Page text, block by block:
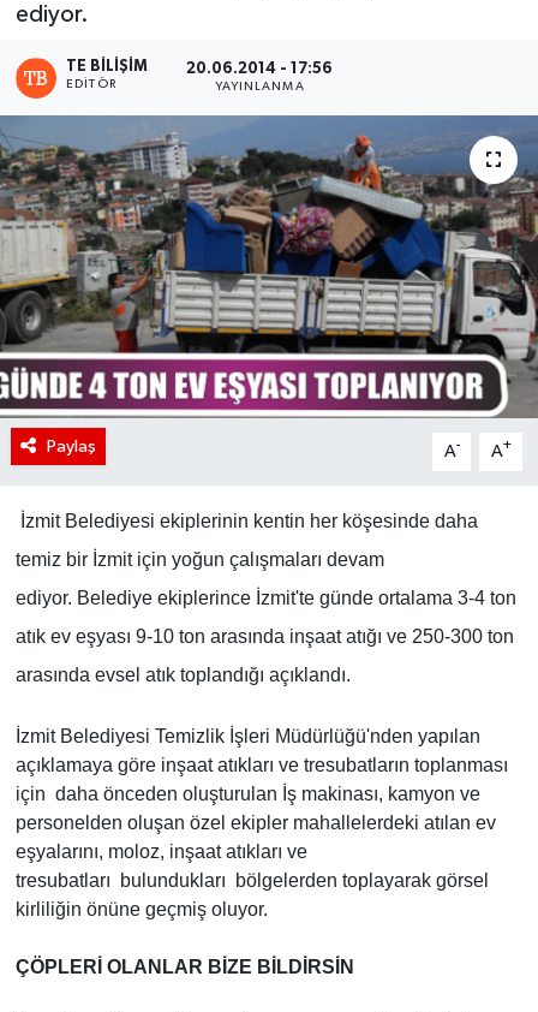
ediyor.
TE BILIŞIM
EDITÖR
20.06.2014 - 17:56
YAYINLANMA
Paylaş A- A+
İzmit Belediyesi ekiplerinin kentin her köşesinde daha
temiz bir İzmit için yoğun çalışmaları devam
ediyor. Belediye ekiplerince İzmit'te günde ortalama 3-4 ton
atık ev eşyası 9-10 ton arasında inşaat atığı ve 250-300 ton
arasında evsel atık toplandığı açıklandı.
İzmit Belediyesi Temizlik İşleri Müdürlüğü'nden yapılan
açıklamaya göre inşaat atıkları ve tresubatların toplanması
için daha önceden oluşturulan İş makinası, kamyon ve
personelden oluşan özel ekipler mahallelerdeki atılan ev
eşyalarını, moloz, inşaat atıkları ve
tresubatları bulundukları
bölgelerden toplayarak görsel
kirliliğin önüne geçmiş oluyor.
ÇÖPLERİ OLANLAR BİZE BİLDİRSİN